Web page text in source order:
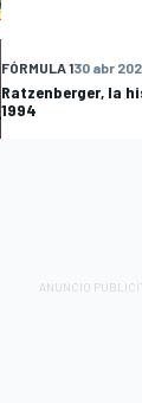
FÓRMULA 130 abr
Ratzenberger, la
1994